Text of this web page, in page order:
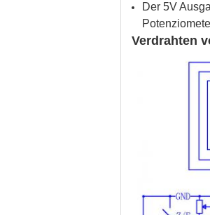
Der 5V
Verdrahten